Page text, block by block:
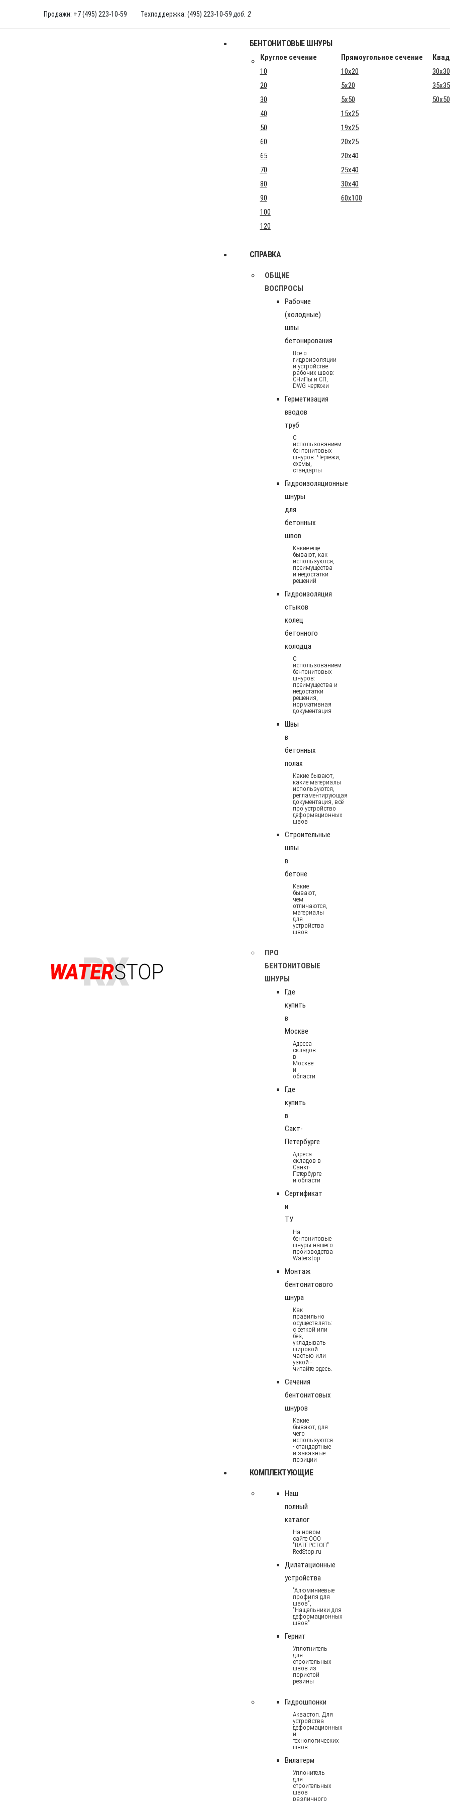
Продажи: +7 (495) 223-10-59 Техподдержка: (495) 223-10-59 доб. 2
БЕНТОНИТОВЫЕ ШНУРЫ
Круглое сечение Прямоугольное сечение
10
10x20
30x30
20
5x20
35x35
30
5x50
50x50
40
15x25
50
19x25
60
20x25
65
20x40
70
25x40
80
30x40
90
60x100
100
120
СПРАВКА
ОБЩИЕ
ВОСПРОСЫ
Рабочие
(холодные)
швы
бетонирования
Всё о
гидроизоляции
и устройстве
рабочих швов:
СНиПы и СП,
DWG чертежи
Герметизация
вводов
труб
С
использованием
бентонитовых
шнуров. Чертежи,
схемы,
стандарты
Гидроизоляционные
шнуры
для
бетонных
швов
Какие ещё
бывают, как
используются,
преимущества
и недостатки
решений
Гидроизоляция
стыков
колец
бетонного
колодца
С
использованием
бентонитовых
шнуров:
преимущества и
недостатки
решения,
нормативная
документация
Швы
в
бетонных
полах
Какие бывают,
какие материалы
используются,
регламентирующая
документация, всё
про устройство
деформационных
швов
Строительные
швы
в
бетоне
Какие
бывают,
чем
отличаются,
материалы
для
устройства
швов
ПРО
БЕНТОНИТОВЫЕ
ШНУРЫ
Где
купить
в
Москве
Адреса
складов
в
Москве
и
области
Где
купить
в
Сакт-
Петербурге
Адреса
складов в
Санкт-
Петербурге
и области
Сертификат
и
ТУ
На
бентонитовые
шнуры нашего
производства
Waterstop
Монтаж
бентонитового
шнура
Как
правильно
осуществлять:
с сеткой или
без,
укладывать
широкой
частью или
узкой -
читайте здесь.
Сечения
бентонитовых
шнуров
Какие
бывают, для
чего
используются
- стандартные
и заказные
позиции
КОМПЛЕКТУЮЩИЕ
Наш
полный
каталог
На новом
сайте ООО
"ВАТЕРСТОП"
RedStop.ru
Дилатационные
устройства
"Алюминиевые
профиля для
швов",
"Нащельники для
деформационных
швов"
Гернит
Уплотнитель
для
строительных
швов из
пористой
резины
Гидрошпонки
Аквастоп. Для
устройства
деформационных
и
технологических
швов
Вилатерм
Уплонитель
для
строительных
швов
различного